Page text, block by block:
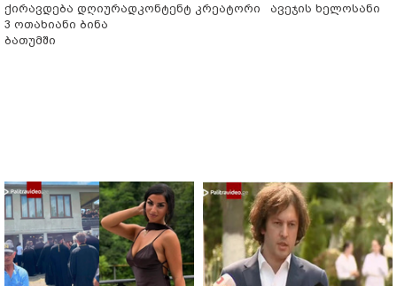
ქირავდება დღიურად
3 ოთახიანი ბინა
ბათუმში
კონტენტ კრეატორი ავეჯის ხელოსანი